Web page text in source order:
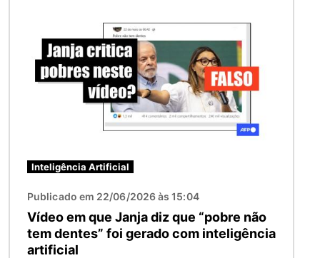
Inteligência Artificial
Publicado em 22/06/2026 às 15:04
Vídeo em que Janja diz que “pobre não
tem dentes” foi gerado com inteligência
artificial